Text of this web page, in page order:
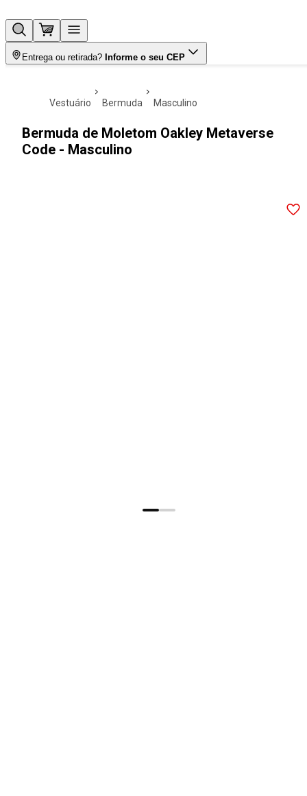
Entrega ou retirada? Informe o seu CEP
vestuário bermuda masculino
Bermuda de Moletom Oakley Metaverse
Code - Masculino